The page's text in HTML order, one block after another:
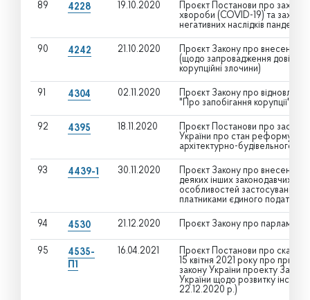
89 4228 19.10.2020
Проєкт Постанови про заходи
хвороби (COVID-19) та захисту
негативних наслідків пандемії
90 4242 21.10.2020
Проєкт Закону про внесення
(щодо запровадження
корупційні злочини)
91 4304 02.11.2020
Проєкт Закону про
"Про запобігання корупції" та
92 4395 18.11.2020
Проєкт Постанови про
України про стан
архітектурно-будівельного
93 4439-1 30.11.2020
Проєкт Закону про внесення
деяких інших законодавчих
особливостей застосування
платниками єдиного податку
94 4530 21.12.2020 Проєкт Закону про
95
4535-
П1
16.04.2021
Проєкт Постанови про
15 квітня 2021 року про
закону України проекту
України щодо розвитку
22.12.2020 р.)